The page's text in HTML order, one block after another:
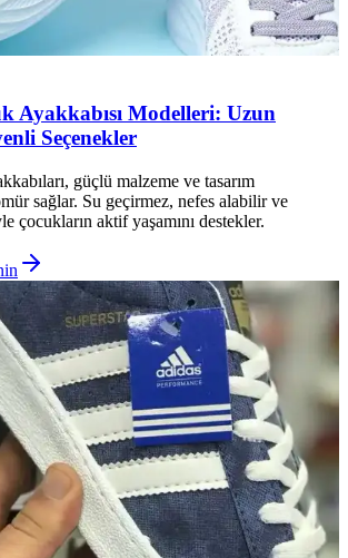
Ayakkabısı Modelleri: Uzun
Seçenekler
güçlü malzeme ve tasarım
sağlar. Su geçirmez, nefes alabilir ve
çocukların aktif yaşamını destekler.